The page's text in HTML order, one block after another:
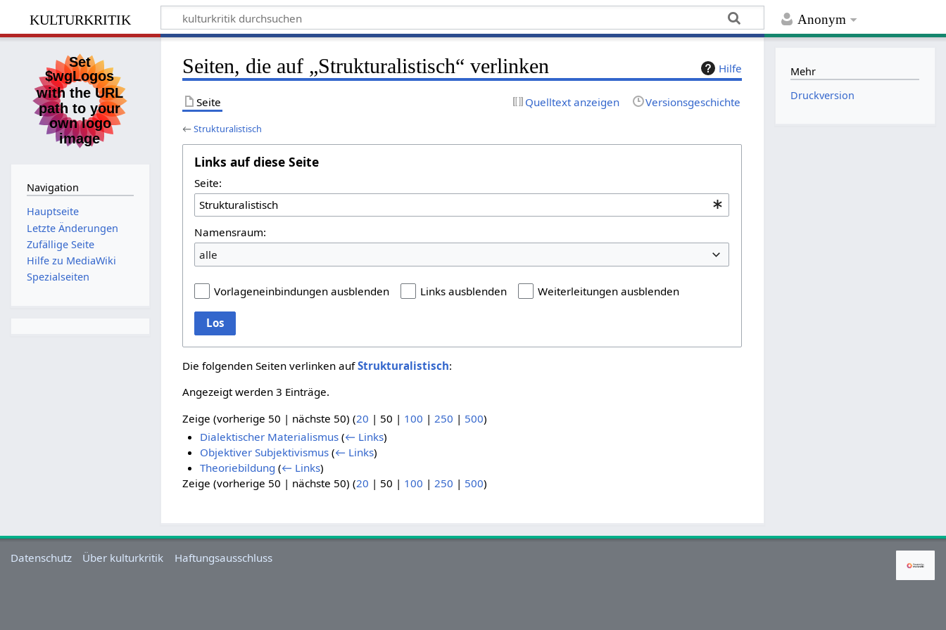
Anonym
kulturkritik
Hilfe
Seiten, die auf „Strukturalistisch“ verlinken
Seite Quelltext anzeigen Versionsgeschichte
←Strukturalistisch
Links auf diese Seite
Seite:
Namensraum:
alle
Vorlageneinbindungen ausblenden Links ausblenden Weiterleitungen ausblenden
Los
Die folgenden Seiten verlinken aufStrukturalistisch:
Angezeigt werden 3 Einträge.
Zeige (vorherige 50 | nächste 50) (20 | 50 | 100 | 250 | 500)
Dialektischer Materialismus (← Links)
Objektiver Subjektivismus (← Links)
Theoriebildung (← Links)
Zeige (vorherige 50 | nächste 50) (20 | 50 | 100 |250 | 500)
Navigation
Hauptseite
Letzte Änderungen
Zufällige Seite
Hilfe zu MediaWiki
Spezialseiten
Mehr
Druckversion
Datenschutz Über kulturkritik Haftungsausschluss